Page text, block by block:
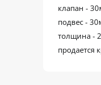
клапан -
подвес -
толщина -
продается